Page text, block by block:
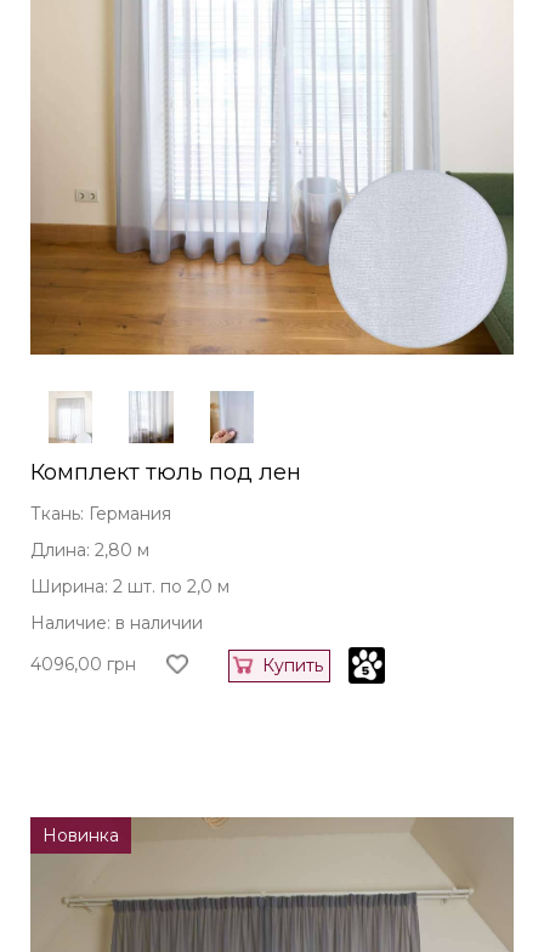
Комплект тюль под лен
Ткань: Германия
Длина: 2,80 м
Ширина: 2 шт. по 2,0 м
Наличие: в наличии
4096,00 грн Купить
Новинка